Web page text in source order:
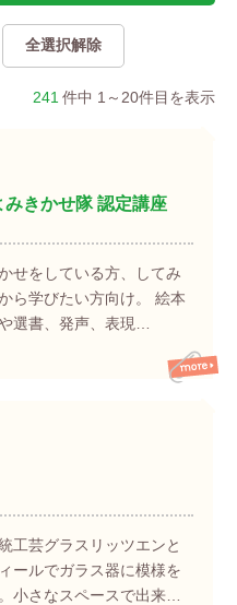
241 件中 1～20件目を表示
きかせ隊 認定講座
せをしている方、してみ
ら学びたい方向け。 絵本
選書、発声、表現…
工芸グラスリッツエンと
ールでガラス器に模様を
小さなスペースで出来…